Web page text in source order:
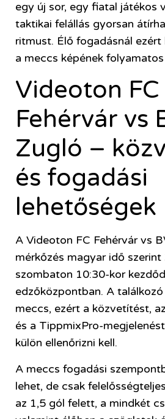
egy új sor, egy fiatal játékos
taktikai felállás gyorsan
ritmust. Élő fogadásnál
a meccs képének
Videoton FC
Fehérvár vs
Zugló –
és fogadási
lehetőségek
A Videoton FC Fehérvár vs
mérkőzés magyar idő szerint
szombaton 10:30-kor
edzőközpontban. A
meccs, ezért a közvetítést,
és a TippmixPro-
külön ellenőrizni kell.
A meccs fogadási
lehet, de csak
az 1,5 gól felett, a mindkét